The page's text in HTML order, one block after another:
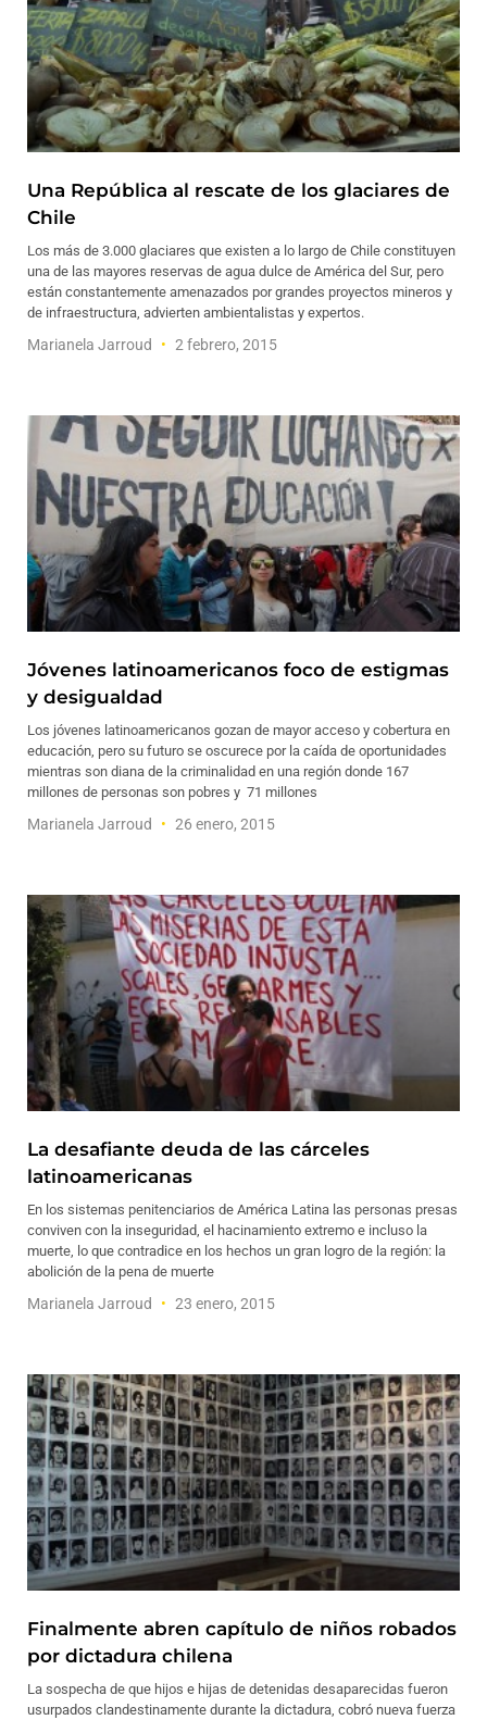
Una República al rescate de los glaciares de
Chile
Los más de 3.000 glaciares que existen a lo largo de Chile constituyen
una de las mayores reservas de agua dulce de América del Sur, pero
están constantemente amenazados por grandes proyectos mineros y
de infraestructura, advierten ambientalistas y expertos.
Marianela Jarroud 2 febrero, 2015
Jóvenes latinoamericanos foco de estigmas
y desigualdad
Los jóvenes latinoamericanos gozan de mayor acceso y cobertura en
educación, pero su futuro se oscurece por la caída de oportunidades
mientras son diana de la criminalidad en una región donde 167
millones de personas son pobres y 71 millones
Marianela Jarroud 26 enero, 2015
La desafiante deuda de las cárceles
latinoamericanas
En los sistemas penitenciarios de América Latina las personas presas
conviven con la inseguridad, el hacinamiento extremo e incluso la
muerte, lo que contradice en los hechos un gran logro de la región: la
abolición de la pena de muerte
Marianela Jarroud 23 enero, 2015
Finalmente abren capítulo de niños robados
por dictadura chilena
La sospecha de que hijos e hijas de detenidas desaparecidas fueron
usurpados clandestinamente durante la dictadura, cobró nueva fuerza